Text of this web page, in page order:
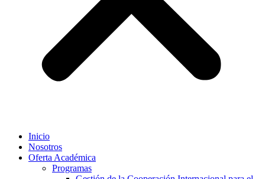
Inicio
Nosotros
Oferta Académica
Programas